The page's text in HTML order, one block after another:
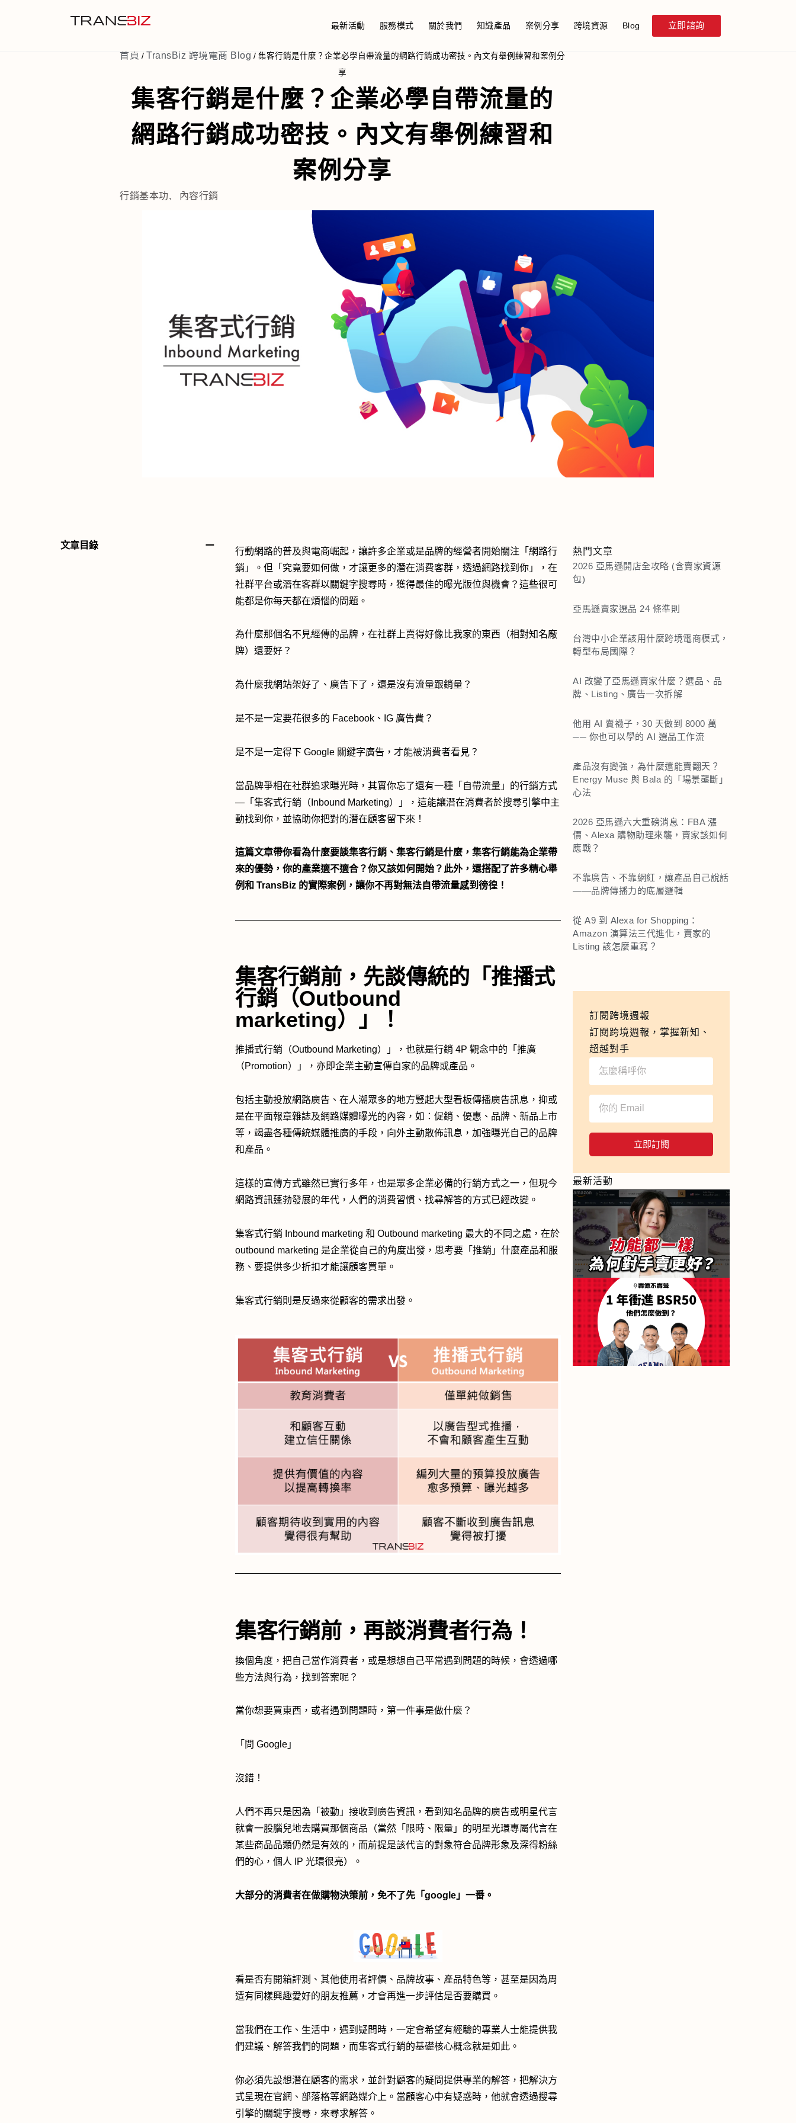
最新活動 服務模式 關於我們 知識產品 案例分享 跨境資源 Blog 立即諮詢
首頁 / TransBiz 跨境電商 Blog / 集客行銷是什麼？企業必學自帶流量的網路行銷成功密技。內文有舉例練習和案例分
享
集客行銷是什麼？企業必學自帶流量的
網路行銷成功密技。內文有舉例練習和
案例分享
行銷基本功, 內容行銷
文章目錄 －
行動網路的普及與電商崛起，讓許多企業或是品牌的經營者開始關注「網路行
銷」。但「究竟要如何做，才讓更多的潛在消費客群，透過網路找到你」，在
社群平台或潛在客群以關鍵字搜尋時，獲得最佳的曝光版位與機會？這些很可
能都是你每天都在煩惱的問題。
為什麼那個名不見經傳的品牌，在社群上賣得好像比我家的東西（相對知名廠
牌）還要好？
為什麼我網站架好了、廣告下了，還是沒有流量跟銷量？
是不是一定要花很多的 Facebook、IG 廣告費？
是不是一定得下 Google 關鍵字廣告，才能被消費者看見？
當品牌爭相在社群追求曝光時，其實你忘了還有一種「自帶流量」的行銷方式
—「集客式行銷（Inbound Marketing）」，這能讓潛在消費者於搜尋引擎中主
動找到你，並協助你把對的潛在顧客留下來！
這篇文章帶你看為什麼要談集客行銷、集客行銷是什麼，集客行銷能為企業帶
來的優勢，你的產業適不適合？你又該如何開始？此外，還搭配了許多精心舉
例和 TransBiz 的實際案例，讓你不再對無法自帶流量感到徬徨！
集客行銷前，先談傳統的「推播式
行銷（Outbound
marketing）」！
推播式行銷（Outbound Marketing）」，也就是行銷 4P 觀念中的「推廣
（Promotion）」，亦即企業主動宣傳自家的品牌或產品。
包括主動投放網路廣告、在人潮眾多的地方豎起大型看板傳播廣告訊息，抑或
是在平面報章雜誌及網路媒體曝光的內容，如：促銷、優惠、品牌、新品上市
等，竭盡各種傳統媒體推廣的手段，向外主動散佈訊息，加強曝光自己的品牌
和產品。
這樣的宣傳方式雖然已實行多年，也是眾多企業必備的行銷方式之一，但現今
網路資訊蓬勃發展的年代，人們的消費習慣、找尋解答的方式已經改變。
集客式行銷 Inbound marketing 和 Outbound marketing 最大的不同之處，在於
outbound marketing 是企業從自己的角度出發，思考要「推銷」什麼產品和服
務、要提供多少折扣才能讓顧客買單。
集客式行銷則是反過來從顧客的需求出發。
集客行銷前，再談消費者行為！
換個角度，把自己當作消費者，或是想想自己平常遇到問題的時候，會透過哪
些方法與行為，找到答案呢？
當你想要買東西，或者遇到問題時，第一件事是做什麼？
「問 Google」
沒錯！
人們不再只是因為「被動」接收到廣告資訊，看到知名品牌的廣告或明星代言
就會一股腦兒地去購買那個商品（當然「限時、限量」的明星光環專屬代言在
某些商品品類仍然是有效的，而前提是該代言的對象符合品牌形象及深得粉絲
們的心，個人 IP 光環很亮）。
大部分的消費者在做購物決策前，免不了先「google」一番。
看是否有開箱評測、其他使用者評價、品牌故事、產品特色等，甚至是因為周
遭有同樣興趣愛好的朋友推薦，才會再進一步評估是否要購買。
當我們在工作、生活中，遇到疑問時，一定會希望有經驗的專業人士能提供我
們建議、解答我們的問題，而集客式行銷的基礎核心概念就是如此。
你必須先設想潛在顧客的需求，並針對顧客的疑問提供專業的解答，把解決方
式呈現在官網、部落格等網路媒介上。當顧客心中有疑惑時，他就會透過搜尋
引擎的關鍵字搜尋，來尋求解答。
熱門文章
2026 亞馬遜開店全攻略 (含賣家資源
包)
亞馬遜賣家選品 24 條準則
台灣中小企業該用什麼跨境電商模式，
轉型布局國際？
AI 改變了亞馬遜賣家什麼？選品、品
牌、Listing、廣告一次拆解
他用 AI 賣襪子，30 天做到 8000 萬
── 你也可以學的 AI 選品工作流
產品沒有變強，為什麼還能賣翻天？
Energy Muse 與 Bala 的「場景壟斷」
心法
2026 亞馬遜六大重磅消息：FBA 漲
價、Alexa 購物助理來襲，賣家該如何
應戰？
不靠廣告、不靠網紅，讓產品自己說話
——品牌傳播力的底層邏輯
從 A9 到 Alexa for Shopping：
Amazon 演算法三代進化，賣家的
Listing 該怎麼重寫？
訂閱跨境週報
訂閱跨境週報，掌握新知、
超越對手
立即訂閱
最新活動